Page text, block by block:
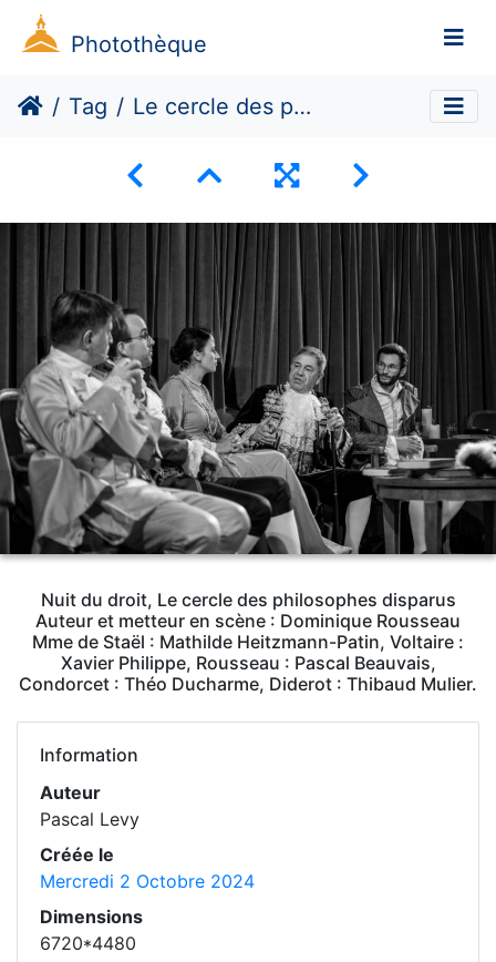
Photothèque
Tag Le cercle des philosophes disparus
Nuit du droit, Le cercle des philosophes disparus
Auteur et metteur en scène : Dominique Rousseau
Mme de Staël : Mathilde Heitzmann-Patin, Voltaire :
Xavier Philippe, Rousseau : Pascal Beauvais,
Condorcet : Théo Ducharme, Diderot : Thibaud Mulier.
Information
Auteur
Pascal Levy
Créée le
Mercredi 2 Octobre 2024
Dimensions
6720*4480